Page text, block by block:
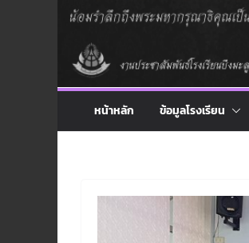
หน้าหลัก ข้อมูลโรงเรียน